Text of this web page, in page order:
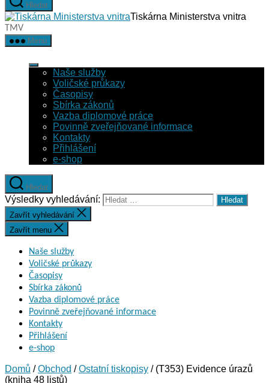
Hledat
Tiskárna Ministerstva vnitra
TMV
Menu
Naše služby
Voličské průkazy
Časopisy
Sbírka zákonů
Vazba diplomové práce
Povinně zveřejňované informace
Kontakty
Přihlášení
e-shop
Hledat
Výsledky vyhledávání:
Zavřít vyhledávání
Zavřít menu
Naše služby
Voličské průkazy
Časopisy
Sbírka zákonů
Vazba diplomové práce
Povinně zveřejňované informace
Kontakty
Přihlášení
e-shop
Domů /Obchod /Ostatní tiskopisy / (T353) Evidence úrazů
(kniha 48 listů)